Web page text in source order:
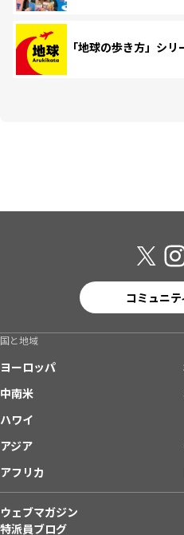
「地球の歩き方」シ
コミュニ
国と地域
ヨーロッパ
中南米
ハワイ
アジア
アフリカ
ウェブマガジン
特派員ブログ